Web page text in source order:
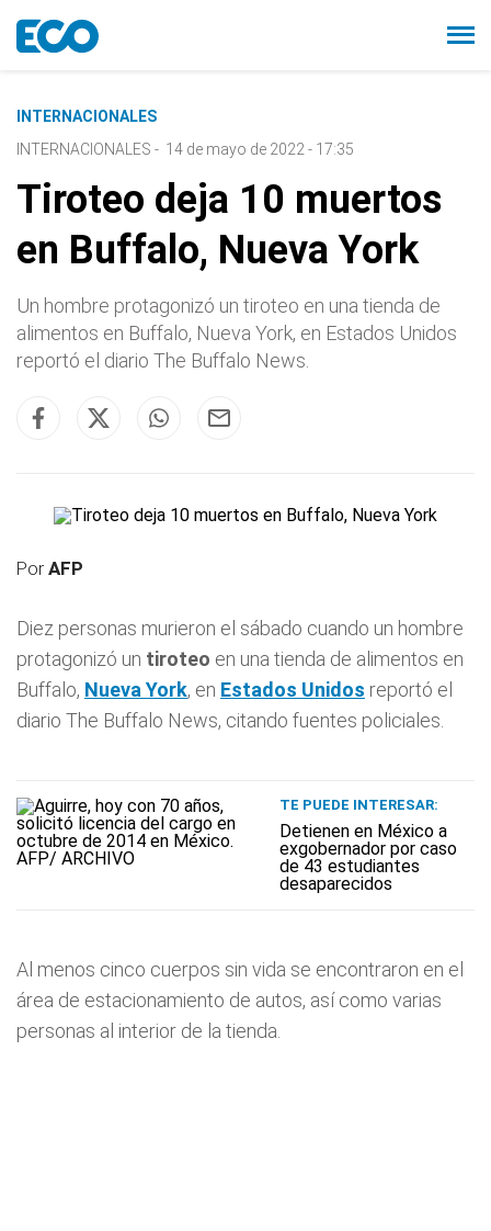
INTERNACIONALES
INTERNACIONALES - 14 de mayo de 2022 - 17:35
Tiroteo deja 10 muertos
en Buffalo, Nueva York
Un hombre protagonizó un tiroteo en una tienda de
alimentos en Buffalo, Nueva York, en Estados Unidos
reportó el diario The Buffalo News.
PorAFP
Diez personas murieron el sábado cuando un hombre
protagonizó un tiroteo en una tienda de alimentos en
Buffalo, Nueva York, en Estados Unidos reportó el
diario The Buffalo News, citando fuentes policiales.
TE PUEDE INTERESAR:
Detienen en México a
exgobernador por caso
de 43 estudiantes
desaparecidos
Al menos cinco cuerpos sin vida se encontraron en el
área de estacionamiento de autos, así como varias
personas al interior de la tienda.